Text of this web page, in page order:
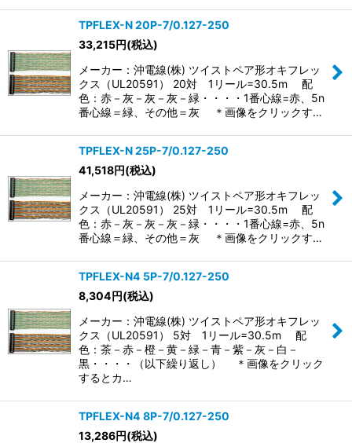
TPFLEX-N 20P-7/0.127-250
33,215円(税込)
メーカー：沖電線(株) ツイストペア形オキフレッ
クス（UL20591） 20対 1リール=30.5m 配
色：赤－灰－灰－灰－緑・・・・1番心線=赤、5n
番心線＝緑、その他＝灰 ＊画像をクリックす…
TPFLEX-N 25P-7/0.127-250
41,518円(税込)
メーカー：沖電線(株) ツイストペア形オキフレッ
クス（UL20591） 25対 1リール=30.5m 配
色：赤－灰－灰－灰－緑・・・・1番心線=赤、5n
番心線＝緑、その他＝灰 ＊画像をクリックす…
TPFLEX-N4 5P-7/0.127-250
8,304円(税込)
メーカー：沖電線(株) ツイストペア形オキフレッ
クス（UL20591） 5対 1リール=30.5m 配
色：茶－赤－橙－黄－緑－青－紫－灰－白－
黒・・・・（以下繰り返し） ＊画像をクリック
するとカ…
TPFLEX-N4 8P-7/0.127-250
13,286円(税込)